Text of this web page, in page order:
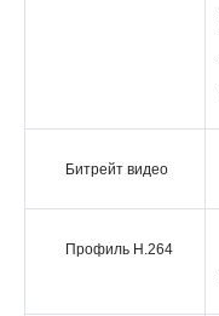
Битрейт видео
Профиль H.264